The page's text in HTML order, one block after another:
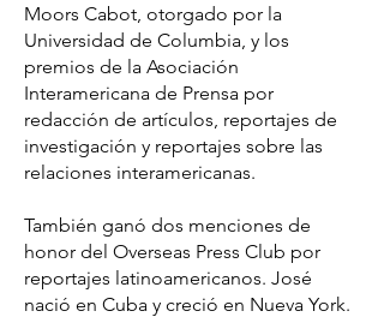
Moors Cabot, otorgado por la
Universidad de Columbia, y los
premios de la Asociación
Interamericana de Prensa por
redacción de artículos, reportajes de
investigación y reportajes sobre las
relaciones interamericanas.
También ganó dos menciones de
honor del Overseas Press Club por
reportajes latinoamericanos. José
nació en Cuba y creció en Nueva York.